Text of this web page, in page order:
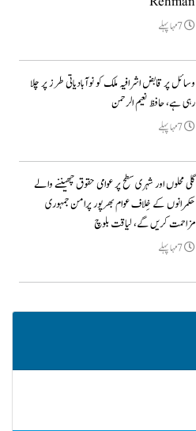
7مہا پہلے
وسائل پر قابض اشرافیہ ملک کو نوآبادیاتی طرز پر چلا
رہی ہے، حافظ نعیم الرحمن
7مہا پہلے
گلی محلوں اور شہری سطح پر عوامی حقوق چھیننے والے
حکمرانوں کے خِلاف عوام بھرپور پرامن جمہوری
مزاحمت کریں گے، لیاقت بلوچ
7مہا پہلے